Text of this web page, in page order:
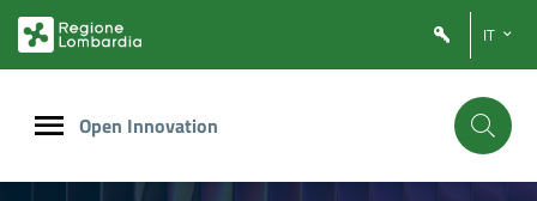
PRINCIPALE
IT
Open Innovation